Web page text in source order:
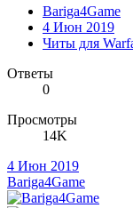
Bariga4Game
4 Июн 2019
Читы для
Ответы
0
Просмотры
14K
4 Июн 2019
Bariga4Game